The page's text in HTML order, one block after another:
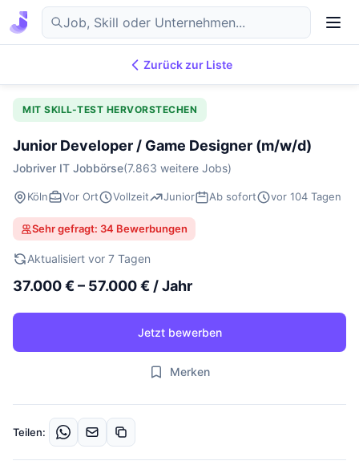
DE
Zurück zur Liste
MIT SKILL-TEST HERVORSTECHEN
Junior Developer / Game Designer (m/w/d)
Jobriver IT Jobbörse(7.863 weitere Jobs)
Köln Vor Ort Vollzeit Junior Ab sofort vor 104 Tagen
Sehr gefragt: 34 Bewerbungen
Aktualisiert vor 7 Tagen
37.000 € – 57.000 € / Jahr
Jetzt bewerben
Merken
Teilen: